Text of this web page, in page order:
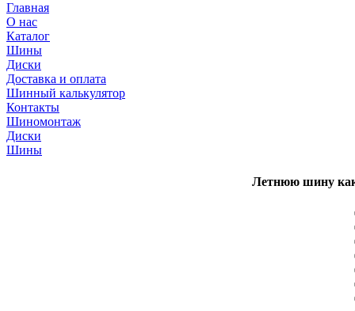
Главная
О нас
Каталог
Шины
Диски
Доставка и оплата
Шинный калькулятор
Контакты
Шиномонтаж
Диски
Шины
Летнюю шину